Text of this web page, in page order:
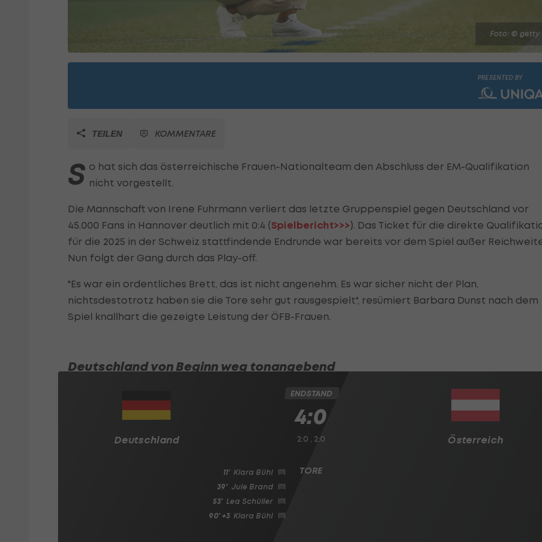
Foto: © getty
PRESENTED BY
TEILEN KOMMENTARE
S o hat sich das österreichische Frauen-Nationalteam den Abschluss der EM-Qualifikation
nicht vorgestellt.
Die Mannschaft von Irene Fuhrmann verliert das letzte Gruppenspiel gegen Deutschland vor
45.000 Fans in Hannover deutlich mit 0:4 (Spielbericht>>>). Das Ticket für die direkte
für die 2025 in der Schweiz stattfindende Endrunde war bereits vor dem Spiel außer
Nun folgt der Gang durch das Play-off.
"Es war ein ordentliches Brett, das ist nicht angenehm. Es war sicher nicht der Plan,
nichtsdestotrotz haben sie die Tore sehr gut rausgespielt", resümiert Barbara Dunst nach dem
Spiel knallhart die gezeigte Leistung der ÖFB-Frauen.
Deutschland von Beginn weg tonangebend
Deutschland Österreich
ENDSTAND
4:0
2:0 , 2:0
11' Klara Bühl
39' Jule Brand
53' Lea Schüller
90' +3 Klara Bühl